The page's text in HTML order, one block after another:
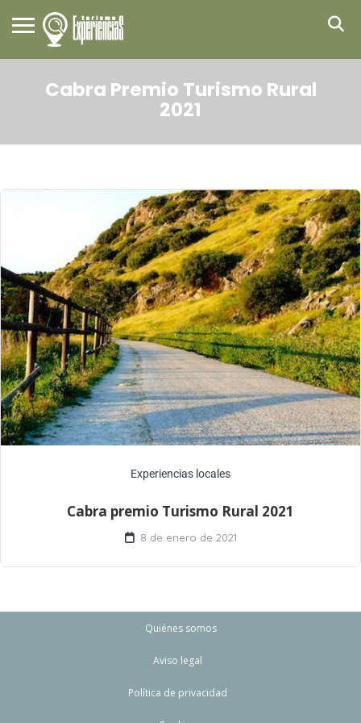
Cabra Premio Turismo Rural
2021
Experiencias locales
Cabra premio Turismo Rural 2021
8 de enero de 2021
Quiénes somos
Aviso legal
Política de privacidad